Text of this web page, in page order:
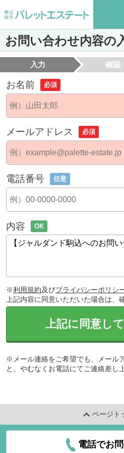
お問い合わせ内容の
入力 確認
お名前 必須
メールアドレス 必須
電話番号 任意
内容 OK
※利用規約及びプライバシーポリシ
上記内容に同意いただいた場合は、
上記に同意し
※メール連絡をご希望でも、メール
と、やむなくお電話にてご連絡差し
ページト
電話でお